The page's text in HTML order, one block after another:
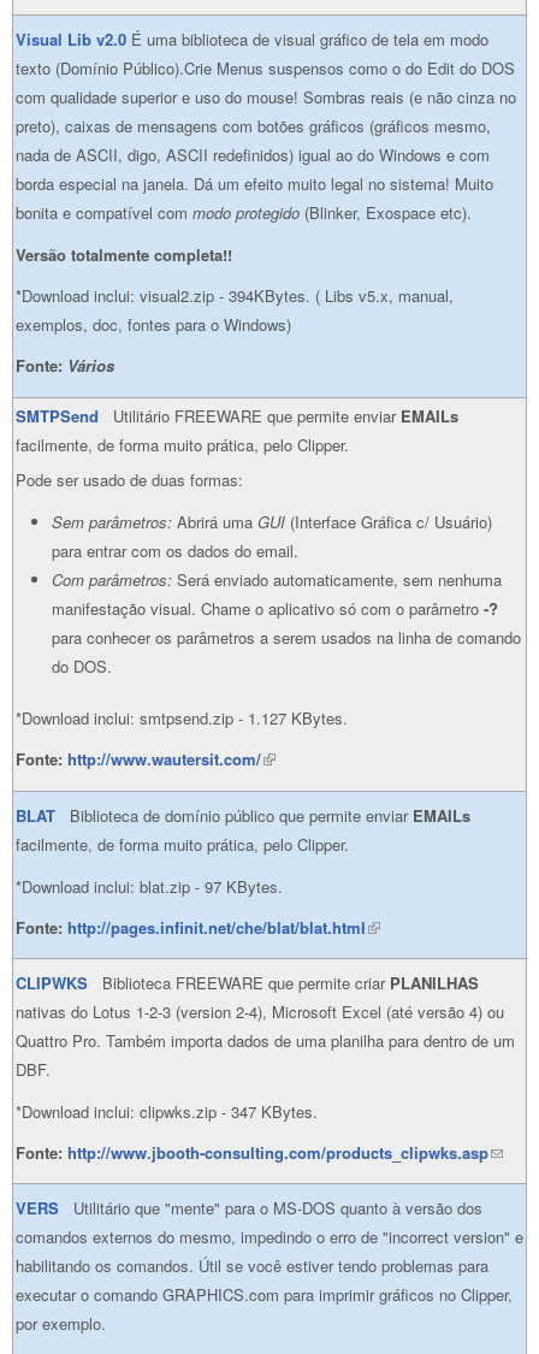
Visual Lib v2.0 É uma biblioteca de visual gráfico de tela em modo
texto (Domínio Público).Crie Menus suspensos como o do Edit do DOS
com qualidade superior e uso do mouse! Sombras reais (e não cinza no
preto), caixas de mensagens com botões gráficos (gráficos mesmo,
nada de ASCII, digo, ASCII redefinidos) igual ao do Windows e com
borda especial na janela. Dá um efeito muito legal no sistema! Muito
bonita e compatível com modo protegido (Blinker, Exospace etc).
Versão totalmente completa!!
*Download inclui: visual2.zip - 394KBytes. ( Libs v5.x, manual,
exemplos, doc, fontes para o Windows)
Fonte: Vários
SMTPSend Utilitário FREEWARE que permite enviar EMAILs
facilmente, de forma muito prática, pelo Clipper.
Pode ser usado de duas formas:
Sem parâmetros: Abrirá uma GUI (Interface Gráfica c/ Usuário)
para entrar com os dados do email.
Com parâmetros: Será enviado automaticamente, sem nenhuma
manifestação visual. Chame o aplicativo só com o parâmetro -?
para conhecer os parâmetros a serem usados na linha de comando
do DOS.
*Download inclui: smtpsend.zip - 1.127 KBytes.
Fonte: http://www.wautersit.com/(link is external)
BLAT Biblioteca de domínio público que permite enviar EMAILs
facilmente, de forma muito prática, pelo Clipper.
*Download inclui: blat.zip - 97 KBytes.
Fonte: http://pages.infinit.net/che/blat/blat.html(link is external)
CLIPWKS Biblioteca FREEWARE que permite criar PLANILHAS
nativas do Lotus 1-2-3 (version 2-4), Microsoft Excel (até versão 4) ou
Quattro Pro. Também importa dados de uma planilha para dentro de um
DBF.
*Download inclui: clipwks.zip - 347 KBytes.
Fonte: http://www.jbooth-consulting.com/products_clipwks.asp(link
sends
VERS
Utilitário que "mente" para o MS-DOS quanto à versão dos
comandos externos do mesmo, impedindo o erro de "incorrect version" e
habilitando os comandos. Útil se você estiver tendo problemas para
executar o comando GRAPHICS.com para imprimir gráficos no Clipper,
por exemplo.